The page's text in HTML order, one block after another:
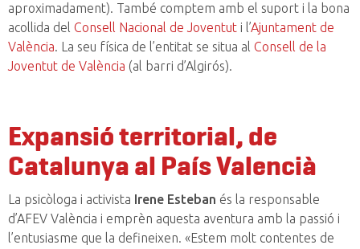
aproximadament). També comptem amb el suport i la bona
acollida del Consell Nacional de Joventut i l’Ajuntament de
València. La seu física de l’entitat se situa al Consell de la
Joventut de València (al barri d’Algirós).
Expansió territorial, de
Catalunya al País Valencià
La psicòloga i activista Irene Esteban és la responsable
d’AFEV València i emprèn aquesta aventura amb la passió i
l’entusiasme que la defineixen. «Estem molt contentes de